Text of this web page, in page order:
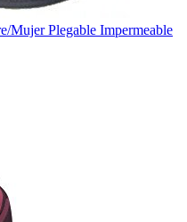
Mujer Plegable Impermeable